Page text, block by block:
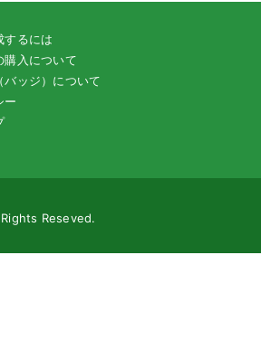
するには
購入について
バッジ）について
ー
Reseved.